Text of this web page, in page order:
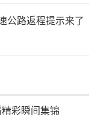
公路返程提示来了
彩瞬间集锦